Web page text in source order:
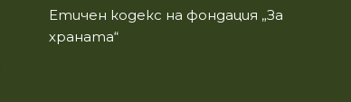
Етичен кодекс на фондация „За
храната“